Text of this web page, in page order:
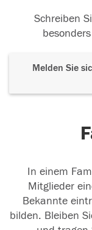
Schreiben
Melden Sie
In einem
Mitglieder
Bekannte
bilden. Bleiben